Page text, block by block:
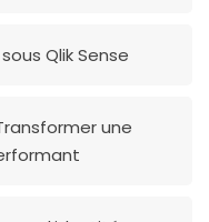
Qlik Sense
une